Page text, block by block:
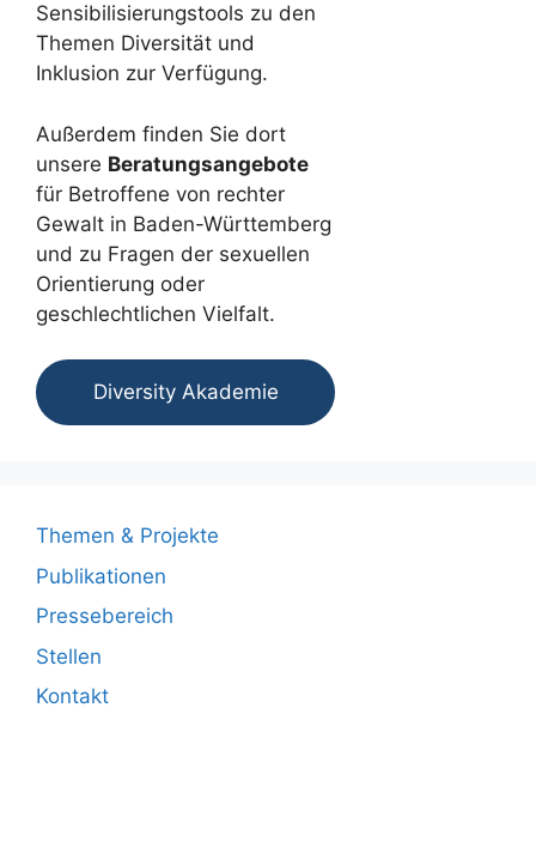
Sensibilisierungstools zu den
Themen Diversität und
Inklusion zur Verfügung.
Außerdem finden Sie dort
unsere Beratungsangebote
für Betroffene von rechter
Gewalt in Baden-Württemberg
und zu Fragen der sexuellen
Orientierung oder
geschlechtlichen Vielfalt.
Diversity Akademie
Themen & Projekte
Publikationen
Pressebereich
Stellen
Kontakt